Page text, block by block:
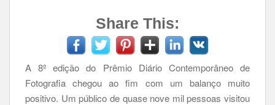
Share This:
A 8º edição do Prêmio Diário Contemporâneo de
Fotografia chegou ao fim com um balanço muito
positivo. Um público de quase nove mil pessoas visitou